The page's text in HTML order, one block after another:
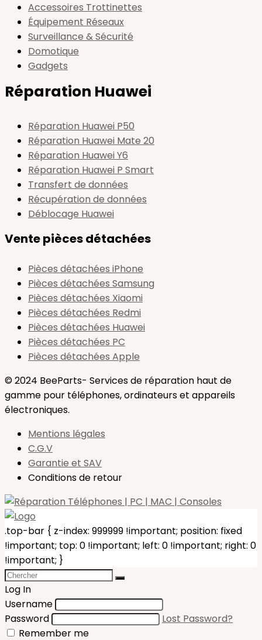
Accessoires Trottinettes
Équipement Réseaux
Surveillance & Sécurité
Domotique
Gadgets
Réparation Huawei
Réparation Huawei P50
Réparation Huawei Mate 20
Réparation Huawei Y6
Réparation Huawei P Smart
Transfert de données
Récupération de données
Déblocage Huawei
Vente pièces détachées
Pièces détachées iPhone
Pièces détachées Samsung
Pièces détachées Xiaomi
Pièces détachées Redmi
Pièces détachées Huawei
Pièces détachées PC
Pièces détachées Apple
© 2024 BeeParts- Services de réparation haut de
gamme pour téléphones, ordinateurs et appareils
électroniques.
Mentions légales
C.G.V
Garantie et SAV
Conditions de retour
.top-bar { z-index: 999999 !important; position: fixed
!important; top: 0 !important; left: 0 !important; right: 0
!important; }
Log In
Username
Password
Lost Password?
Remember me